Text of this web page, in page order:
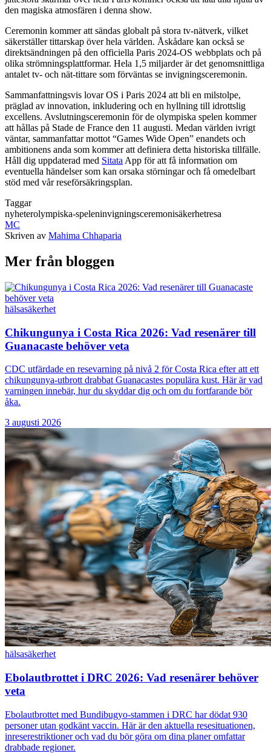
den magiska atmosfären i denna show.
Ceremonin kommer att sändas globalt på stora tv-nätverk, vilket
säkerställer tittarskap över hela världen. Åskådare kan också se
direktsändningen på den officiella Paris 2024-OS webbplats och på
olika strömningsplattformar. Hela 1,5 miljarder är det genomsnittliga
antalet tv- och nät-tittare som förväntas se invigningsceremonin.
Sammanfattningsvis lovar OS i Paris 2024 att bli en milstolpe,
präglad av innovation, inkludering och en hyllning till idrottslig
excellens. Avslutningsceremonin för de olympiska spelen kommer
att hållas på Stade de France den 11 augusti. Medan världen ivrigt
väntar, sammanfattar mottot “Games Wide Open” enandets och
ambitionens anda som kommer att definiera detta historiska tillfälle.
Håll dig uppdaterad med Sitata App för att få information om
eventuella händelser som kan orsaka störningar och få omedelbart
stöd med vår reseförsäkringsplan.
Taggar
nyheterolympiska-speleninvigningsceremonisäkerhetresa
MC
Skriven av Mahima Chhaparia
Mer från bloggen
hälsasäkerhet
Chikungunya i Costa Rica 2026: Vad resenärer till
Guanacaste behöver veta
CDC utfärdade en resevarning på nivå 2 för Costa Rica efter att ett
chikungunya-utbrott drabbat Guanacastes populära kust. Här är vad
varningen innebär, hur du skyddar dig och om du fortfarande bör
åka.
3 augusti 2026
hälsasäkerhet
Ebolautbrottet i DRC 2026: Vad resenärer behöver
veta
Ebolautbrottet med Bundibugyo-stammen i DRC har dödat 930
personer utan godkänt vaccin. Här är den aktuella resesituationen,
inreserestriktioner och vad du bör göra om dina planer omfattar
drabbade regioner.